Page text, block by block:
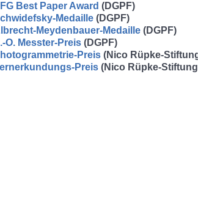
Best Paper Award (DGPF)
Medaille (DGPF)
Meydenbauer-Medaille (DGPF)
O. Messter-Preis (DGPF)
Preis (Nico Rüpke-
Preis (Nico Rüpke-